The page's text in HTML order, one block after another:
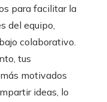
para facilitar la
del equipo,
colaborativo.
tus
motivados
ideas, lo